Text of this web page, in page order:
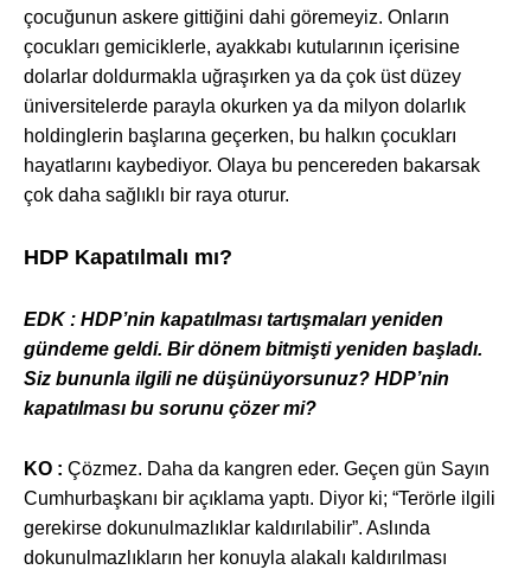
çocuğunun askere gittiğini dahi göremeyiz. Onların
çocukları gemiciklerle, ayakkabı kutularının içerisine
dolarlar doldurmakla uğraşırken ya da çok üst düzey
üniversitelerde parayla okurken ya da milyon dolarlık
holdinglerin başlarına geçerken, bu halkın çocukları
hayatlarını kaybediyor. Olaya bu pencereden bakarsak
çok daha sağlıklı bir raya oturur.
HDP Kapatılmalı mı?
EDK : HDP’nin kapatılması tartışmaları yeniden
gündeme geldi. Bir dönem bitmişti yeniden başladı.
Siz bununla ilgili ne düşünüyorsunuz? HDP’nin
kapatılması bu sorunu çözer mi?
KO : Çözmez. Daha da kangren eder. Geçen gün Sayın
Cumhurbaşkanı bir açıklama yaptı. Diyor ki; “Terörle ilgili
gerekirse dokunulmazlıklar kaldırılabilir”. Aslında
dokunulmazlıkların her konuyla alakalı kaldırılması